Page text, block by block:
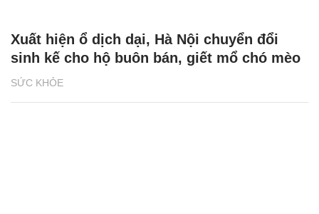
SỨC KHỎE
Xuất hiện ổ dịch dại, Hà Nội chuyển đổi
sinh kế cho hộ buôn bán, giết mổ chó mèo